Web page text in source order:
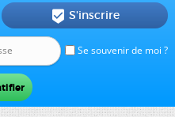
Se souvenir de moi ?
 S'inscrire